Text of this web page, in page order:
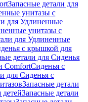
Запасные детали для
унитазы с
для Удлиненные
унитазы с
для Удлиненные
с крышкой для
детали для Сиденья
ComfortСиденья с
для Сиденья с
Запасные детали
Запасные детали